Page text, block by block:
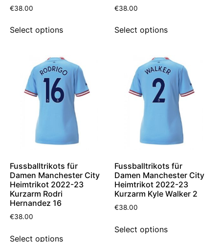
€38.00
Select options
€38.00
Select options
Fussballtrikots für
Damen Manchester City
Heimtrikot 2022-23
Kurzarm Rodri
Hernandez 16
€38.00
Select options
Fussballtrikots für
Damen Manchester City
Heimtrikot 2022-23
Kurzarm Kyle Walker 2
€38.00
Select options